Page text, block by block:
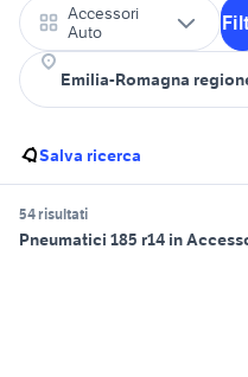
Accessori
Auto
Salva ricerca
54 risultati
Pneumatici 185 r14 in